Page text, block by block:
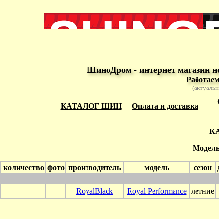
ШиноДром - интернет магазин
КАТАЛОГ ШИН Оплата и доставка
количество фото производитель модель сезон
RoyalBlack Royal Performance летние